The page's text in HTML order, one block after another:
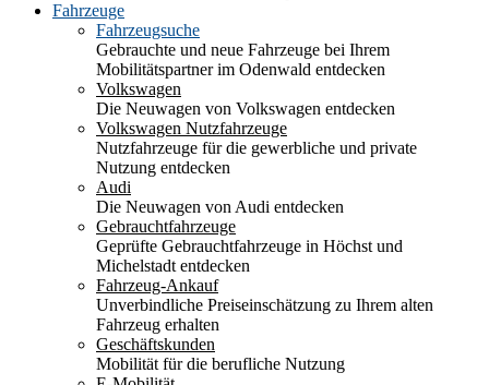
Fahrzeuge
Fahrzeugsuche
Gebrauchte und neue Fahrzeuge bei Ihrem
Mobilitätspartner im Odenwald entdecken
Volkswagen
Die Neuwagen von Volkswagen entdecken
Volkswagen Nutzfahrzeuge
Nutzfahrzeuge für die gewerbliche und private
Nutzung entdecken
Audi
Die Neuwagen von Audi entdecken
Gebrauchtfahrzeuge
Geprüfte Gebrauchtfahrzeuge in Höchst und
Michelstadt entdecken
Fahrzeug-Ankauf
Unverbindliche Preiseinschätzung zu Ihrem alten
Fahrzeug erhalten
Geschäftskunden
Mobilität für die berufliche Nutzung